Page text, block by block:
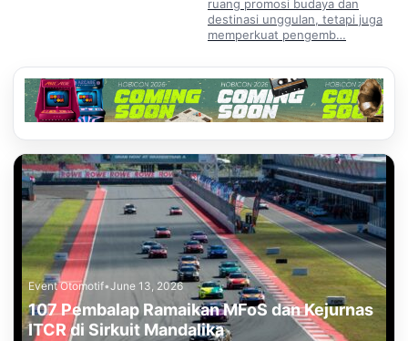
ruang promosi budaya dan
destinasi unggulan, tetapi juga
memperkuat pengemb…
Event Otomotif•June 13, 2026
107 Pembalap Ramaikan MFoS dan Kejurnas
ITCR di Sirkuit Mandalika